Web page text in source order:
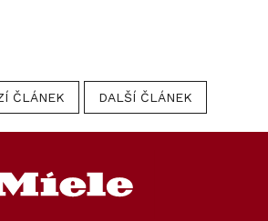
ČLÁNEK DALŠÍ ČLÁNEK